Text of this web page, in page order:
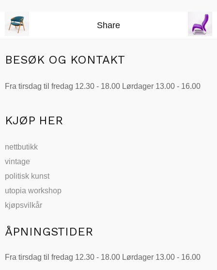
Share
BESØK OG KONTAKT
Fra tirsdag til fredag 12.30 - 18.00 Lørdager 13.00 - 16.00
KJØP HER
nettbutikk
vintage
politisk kunst
utopia workshop
kjøpsvilkår
ÅPNINGSTIDER
Fra tirsdag til fredag 12.30 - 18.00 Lørdager 13.00 - 16.00